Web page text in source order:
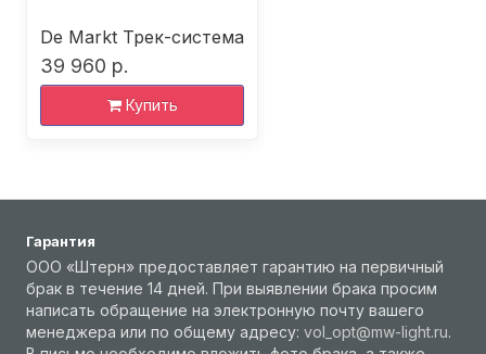
De Markt Трек-система
39 960 р.
Купить
Гарантия
ООО «Штерн» предоставляет гарантию на первичный
брак в течение 14 дней. При выявлении брака просим
написать обращение на электронную почту вашего
менеджера или по общему адресу: vol_opt@mw-light.ru.